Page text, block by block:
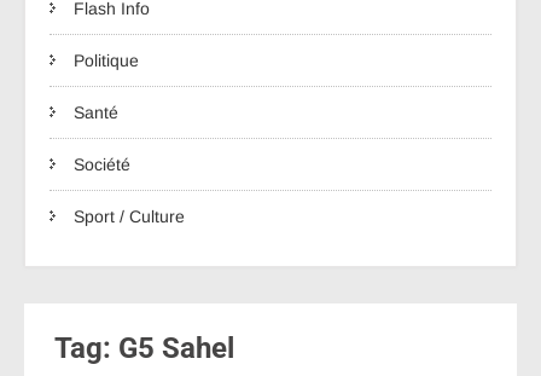
Flash Info
Politique
Santé
Société
Sport / Culture
Tag: G5 Sahel